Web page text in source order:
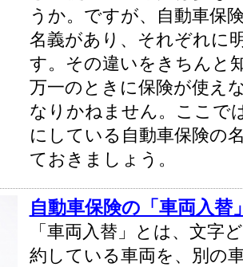
うか。ですが、自動車保
名義があり、それぞれに
す。その違いをきちんと
万一のときに保険が使え
なりかねません。ここで
にしている自動車保険の
ておきましょう。
自動車保険の「車両入替
「車両入替」とは、文字
約している車両を、別の